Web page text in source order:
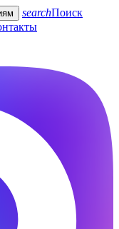
searchПоиск